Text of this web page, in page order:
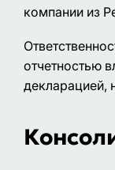
компании из
отчетностью
декларацией,